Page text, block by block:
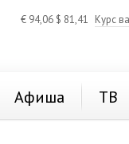
€ 94,06 $ 81,41 Курс
Афиша ТВ